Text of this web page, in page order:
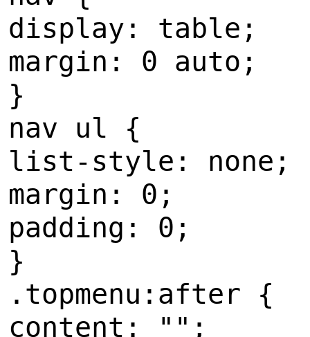
display: table;
margin: 0 auto;
}
nav ul {
list-style: none;
margin: 0;
padding: 0;
}
.topmenu:after {
content: "";